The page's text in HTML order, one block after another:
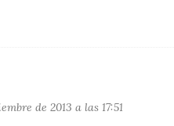
de 2013 a las 17:51